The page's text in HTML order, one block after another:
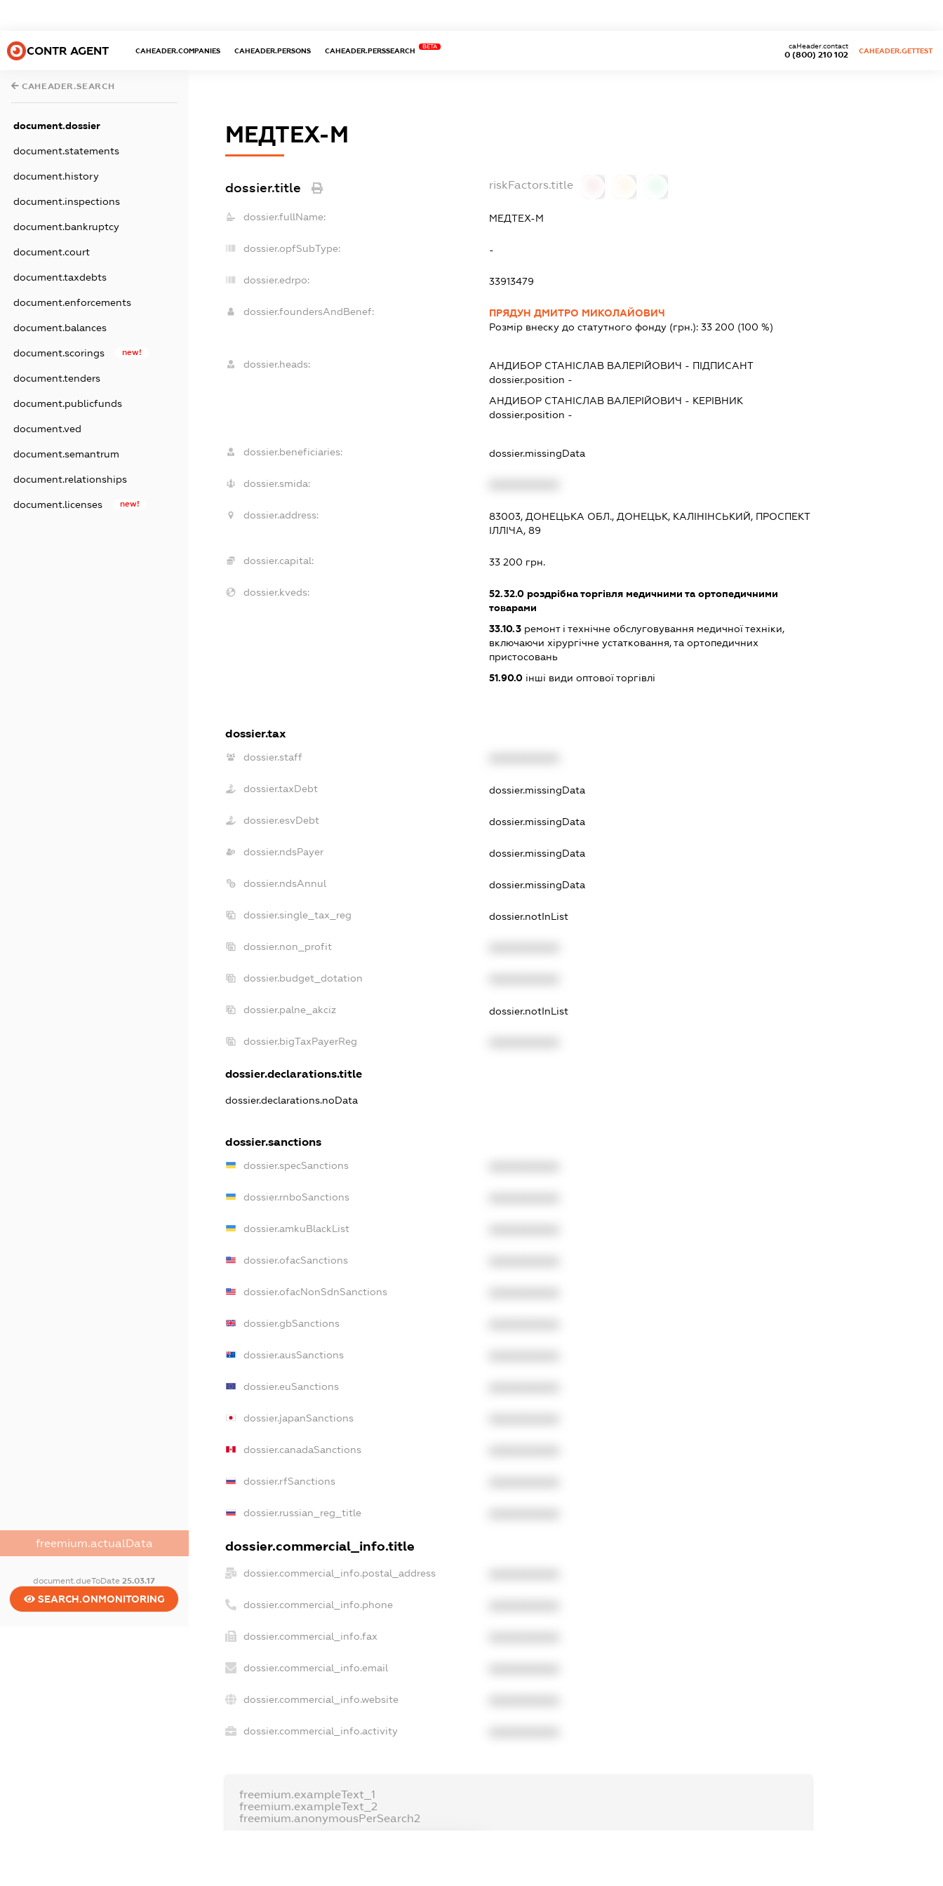
CONTR AGENT CAHEADER.COMPANIES CAHEADER.PERSONS CAHEADER.PERSSEARCH
BETA
0 (800) 210 102
caHeader.contact
CAHEADER.GETTEST
CAHEADER.SEARCH
document.dossier
document.statements
document.history
document.inspections
document.bankruptcy
document.court
document.taxdebts
document.enforcements
document.balances
document.scorings new!
document.tenders
document.publicfunds
document.ved
document.semantrum
document.relationships
document.licenses new!
freemium.actualData
document.dueToDate25.03.17
SEARCH.ONMONITORING
МЕДТЕХ-М
dossier.title riskFactors.title
dossier.fullName: МЕДТЕХ-М
dossier.opfSubType: -
dossier.edrpo: 33913479
dossier.foundersAndBenef:
ПРЯДУН ДМИТРО МИКОЛАЙОВИЧ
Розмір внеску до статутного фонду (грн.):33 200 (100 %)
dossier.heads: АНДИБОР СТАНІСЛАВ ВАЛЕРІЙОВИЧ - ПІДПИСАНТ
dossier.position -
АНДИБОР СТАНІСЛАВ ВАЛЕРІЙОВИЧ - КЕРІВНИК
dossier.position -
dossier.beneficiaries: dossier.missingData
dossier.smida:
dossier.address:
83003, ДОНЕЦЬКА ОБЛ., ДОНЕЦЬК, КАЛІНІНСЬКИЙ, ПРОСПЕКТ
ІЛЛІЧА, 89
dossier.capital: 33 200 грн.
dossier.kveds: 52.32.0 роздрібна торгівля медичними та ортопедичними
товарами
33.10.3 ремонт і технічне обcлуговування медичної техніки,
включаючи хірургічне устатковання, та ортопедичних
пристосовань
51.90.0 інші види оптової торгівлі
dossier.tax
dossier.staff
dossier.taxDebt dossier.missingData
dossier.esvDebt dossier.missingData
dossier.ndsPayer dossier.missingData
dossier.ndsAnnul dossier.missingData
dossier.single_tax_reg dossier.notInList
dossier.non_profit
dossier.budget_dotation
dossier.palne_akciz dossier.notInList
dossier.bigTaxPayerReg
dossier.declarations.title
dossier.declarations.noData
dossier.sanctions
dossier.specSanctions
dossier.rnboSanctions
dossier.amkuBlackList
dossier.ofacSanctions
dossier.ofacNonSdnSanctions
dossier.gbSanctions
dossier.ausSanctions
dossier.euSanctions
dossier.japanSanctions
dossier.canadaSanctions
dossier.rfSanctions
dossier.russian_reg_title
dossier.commercial_info.title
dossier.commercial_info.postal_address
dossier.commercial_info.phone
dossier.commercial_info.fax
dossier.commercial_info.email
dossier.commercial_info.website
dossier.commercial_info.activity
freemium.exampleText_1
freemium.exampleText_2
freemium.anonymousPerSearch2